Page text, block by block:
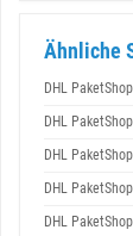
Ähnliche
DHL PaketShop
DHL PaketShop
DHL PaketShop
DHL PaketShop
DHL PaketShop